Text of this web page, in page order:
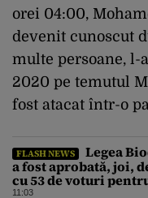
orei 04:00,
devenit cunoscut
multe persoane,
2020 pe temutul
fost atacat într-o
FLASH NEWS
Legea
a fost aprobată, joi,
cu 53 de voturi
11:03